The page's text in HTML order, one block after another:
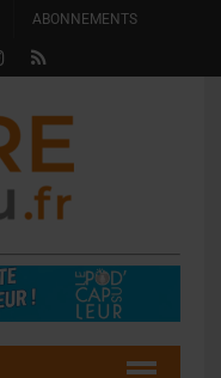
ABONNEMENTS